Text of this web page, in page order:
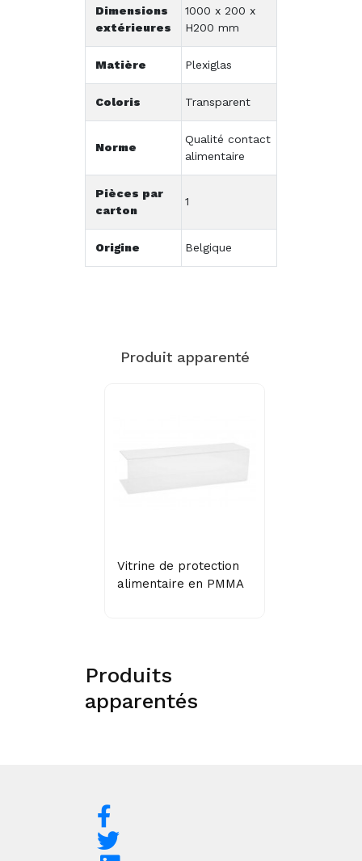
Dimensions
extérieures
1000 x 200 x
H200 mm
Matière Plexiglas
Coloris Transparent
Norme
Qualité contact
alimentaire
Pièces par
carton
1
Origine Belgique
Produit apparenté
Vitrine de protection
alimentaire en PMMA
Produits
apparentés